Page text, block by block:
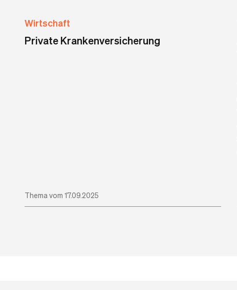
Wirtschaft
Private Krankenversicherung
Thema vom 17.09.2025